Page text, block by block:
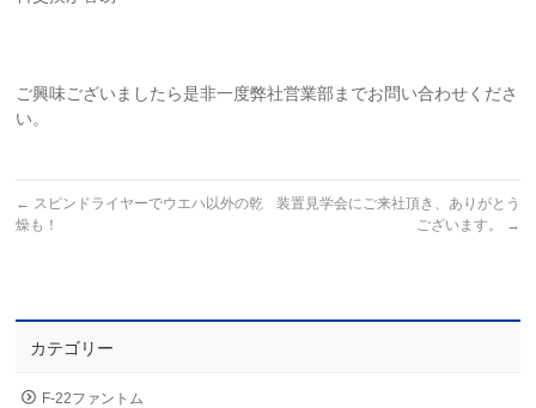
ご興味ございましたら是非一度弊社営業部までお問い合わせくださ
い。
← スピンドライヤーでウエハ以外の乾
燥も！
装置見学会にご来社頂き、ありがとう
ございます。
→
カテゴリー
F-22ファントム